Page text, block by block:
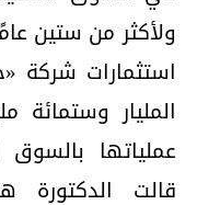
ولأكثر من ستین
استثمارات شركة
الملیار
عملياتها
قالت الدكتورة